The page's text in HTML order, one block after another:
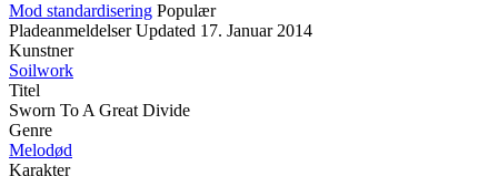
Mod standardisering Populær
Pladeanmeldelser Updated 17. Januar 2014
Kunstner
Soilwork
Titel
Sworn To A Great Divide
Genre
Melodød
Karakter